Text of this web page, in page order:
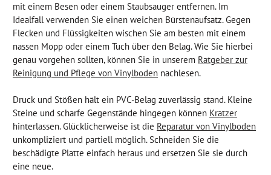
mit einem Besen oder einem Staubsauger entfernen. Im
Idealfall verwenden Sie einen weichen Bürstenaufsatz. Gegen
Flecken und Flüssigkeiten wischen Sie am besten mit einem
nassen Mopp oder einem Tuch über den Belag. Wie Sie hierbei
genau vorgehen sollten, können Sie in unserem Ratgeber zur
Reinigung und Pflege von Vinylboden nachlesen.
Druck und Stößen hält ein PVC-Belag zuverlässig stand. Kleine
Steine und scharfe Gegenstände hingegen können Kratzer
hinterlassen. Glücklicherweise ist die Reparatur von Vinylboden
unkompliziert und partiell möglich. Schneiden Sie die
beschädigte Platte einfach heraus und ersetzen Sie sie durch
eine neue.